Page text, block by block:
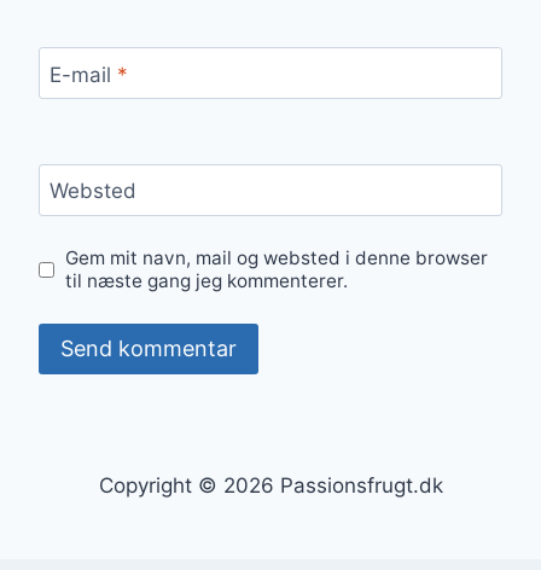
E-mail *
Websted
Gem mit navn, mail og websted i denne browser
til næste gang jeg kommenterer.
Copyright © 2026 Passionsfrugt.dk